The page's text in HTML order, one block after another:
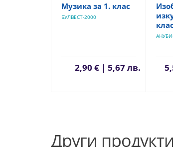
Музика за 1. клас
БУЛВЕСТ-2000
2,90 € | 5,67 лв.
клас
Други